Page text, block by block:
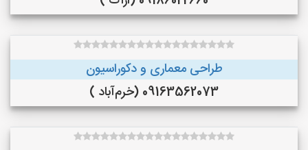
طراحی معماری و دکوراسیون
09163562073 (خرم‌آباد )